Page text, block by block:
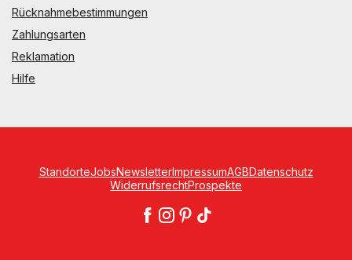
Rücknahmebestimmungen
Zahlungsarten
Reklamation
Hilfe
StandorteJobsNewsletterImpressumAGBDatenschutz
WiderrufsrechtProspekte